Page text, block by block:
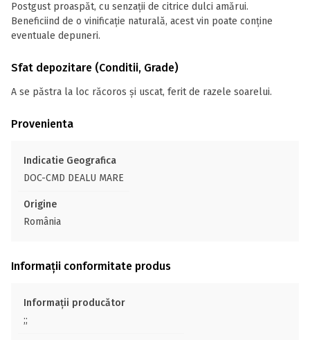
Postgust proaspăt, cu senzaţii de citrice dulci amărui.
Beneficiind de o vinificaţie naturală, acest vin poate conţine
eventuale depuneri.
Sfat depozitare (Conditii, Grade)
A se păstra la loc răcoros și uscat, ferit de razele soarelui.
Provenienta
Indicatie Geografica
DOC-CMD DEALU MARE
Origine
România
Informații conformitate produs
Informații producător
;;